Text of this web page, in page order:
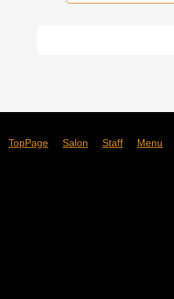
TopPage Salon Staff Menu